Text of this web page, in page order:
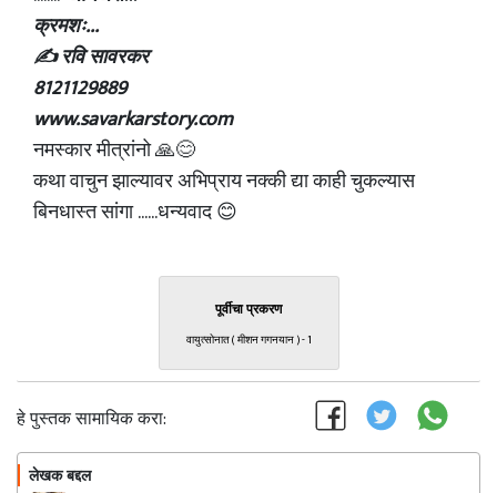
क्रमशः...
✍ रवि सावरकर
8121129889
www.savarkarstory.com
नमस्कार मीत्रांनो 🙏😊
कथा वाचुन झाल्यावर अभिप्राय नक्की द्या काही चुकल्यास
बिनधास्त सांगा ......धन्यवाद 😊
पूर्वीचा प्रकरण
वायुत्सोनात ( मीशन गगनयान ) - 1
हे पुस्तक सामायिक करा:
लेखक बद्दल